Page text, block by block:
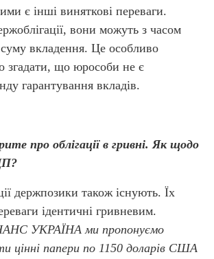
є інші виняткові переваги.
вони можуть з часом
вкладення. Це особливо
згадати, що юрособи не є
гарантування вкладів.
про облігації в гривні. Як щодо
держпозики також існують. Їх
ідентичні гривневим.
УКРАЇНА ми пропонуємо
цінні папери по 1150 доларів США